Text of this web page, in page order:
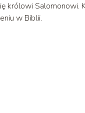
królowi Salomonowi.
w Biblii.